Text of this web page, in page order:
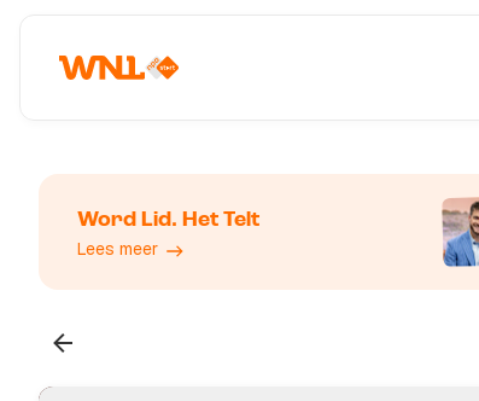
Word Lid. Het Telt
Lees meer